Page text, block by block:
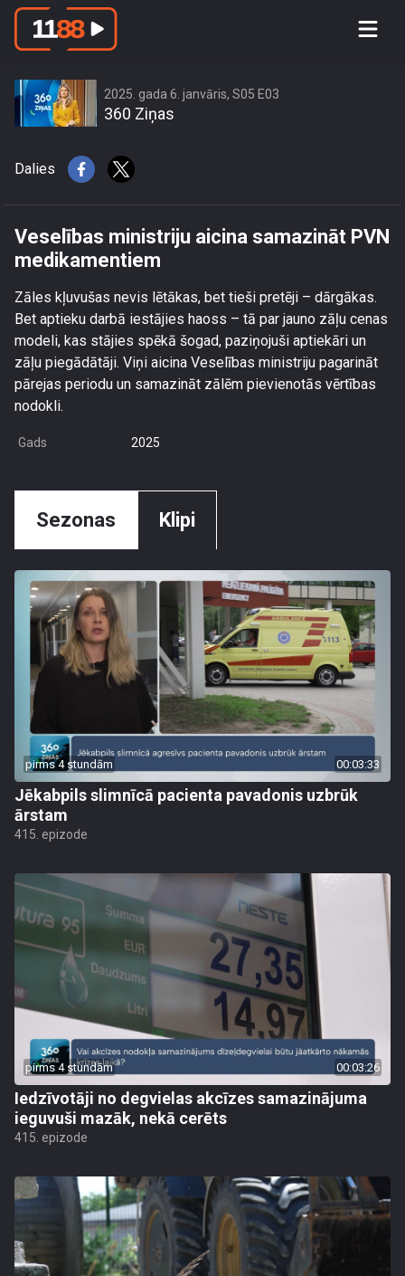
Veselības ministriju aicina samazināt
2025. gada 6. janvāris, S05 E03
360 Ziņas
Dalies
Veselības ministriju aicina samazināt PVN
medikamentiem
Zāles kļuvušas nevis lētākas, bet tieši pretēji – dārgākas.
Bet aptieku darbā iestājies haoss – tā par jauno zāļu cenas
modeli, kas stājies spēkā šogad, paziņojuši aptiekāri un
zāļu piegādātāji. Viņi aicina Veselības ministriju pagarināt
pārejas periodu un samazināt zālēm pievienotās vērtības
nodokli.
Gads 2025
Sezonas Klipi
pirms 4 stundām 00:03:33
Jēkabpils slimnīcā pacienta pavadonis uzbrūk
ārstam
415. epizode
pirms 4 stundām 00:03:26
Iedzīvotāji no degvielas akcīzes samazinājuma
ieguvuši mazāk, nekā cerēts
415. epizode